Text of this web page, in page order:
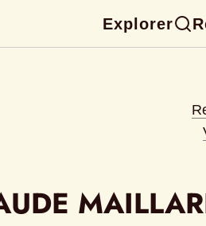
Explorer